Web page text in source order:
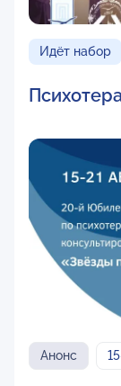
Идёт набор
Анонс